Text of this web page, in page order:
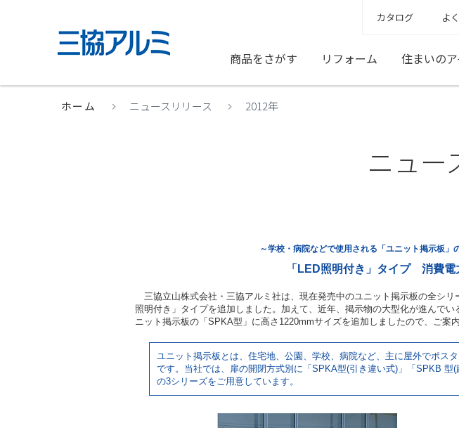
カタログ よ
商品をさがす リフォーム 住まいの
ホーム ニュースリリース 2012年
ニュー
～学校・病院などで使用される「ユニット掲示板」
「LED照明付き」タイプ 消費電
三協立山株式会社・三協アルミ社は、現在発売中のユニット掲示板の全シ
照明付き」タイプを追加しました。加えて、近年、掲示物の大型化が進んで
ニット掲示板の「SPKA型」に高さ1220mmサイズを追加しましたので、ご案内
ユニット掲示板とは、住宅地、公園、学校、病院など、主に屋外でポス
です。当社では、扉の開閉方式別に「SPKA型(引き違い式)」「SPKB 型(
の3シリーズをご用意しています。